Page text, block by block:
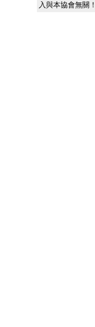
入與本協會無關！